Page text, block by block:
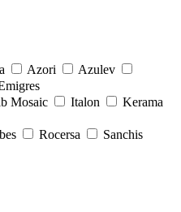
Azori
Azulev
Mosaic Italon
Kerama
Rocersa
Sanchis